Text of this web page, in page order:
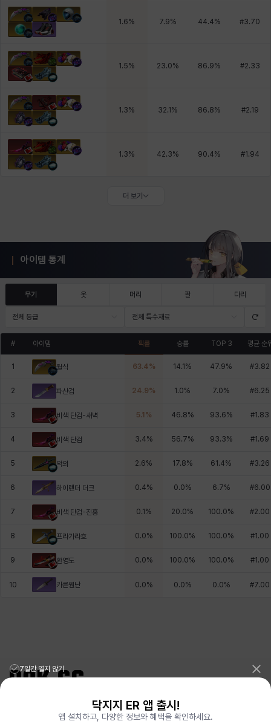
1.6% 7.9% 44.4% #3.70
1.5% 23.0% 86.9% #2.33
1.3% 32.1 % 86.8% #2.19
1.3% 42.3% 90.4% #1.94
더 보기
아이템 통계
무기 옷 머리 팔 다리
전체 등급 전체 특수재료
# 아이템 픽률 승률 TOP 3 평균 순
1 월식 63.4% 14.1 % 47.9% #3.82
2 파산검 24.9% 1.0% 7.0% #6.25
3 비색 단검-새벽 5.1 % 46.8% 93.6% #1.83
4 비색 단검 3.4% 56.7% 93.3% #1.69
5 악의 2.6% 17.8% 61.4% #3.26
6 하이랜더 더크 0.4% 0.0% 6.7% #6.00
7 비색 단검-진홍 0.1 % 20.0% 100.0% #2.00
8 프라가라흐 0.0% 100.0% 100.0% #1.00
9 환영도 0.0% 100.0% 100.0% #1.00
10 카른웬난 0.0% 0.0% 0.0% #7.00
리그오브레전드 전적검색 포로지지PORO.GG
전략적팀전투 TFT 전적검색 롤체지지 LOLCHESS.GG
7일간 열지 않기
닥지지 ER 앱 출시!
앱 설치하고, 다양한 정보와 혜택을 확인하세요.